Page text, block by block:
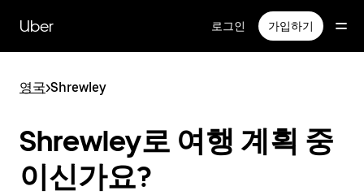
Uber 로그인 가입하기
영국>Shrewley
Shrewley로 여행 계획 중
이신가요?